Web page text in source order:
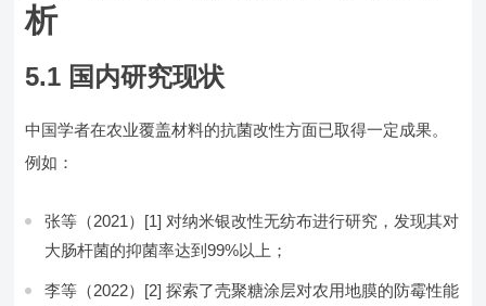
析
5.1 国内研究现状
中国学者在农业覆盖材料的抗菌改性方面已取得一定成果。
例如：
张等（2021）[1] 对纳米银改性无纺布进行研究，发现其对
大肠杆菌的抑菌率达到99%以上；
李等（2022）[2] 探索了壳聚糖涂层对农用地膜的防霉性能